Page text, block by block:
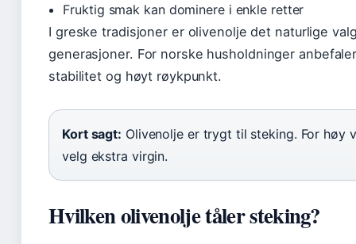
Fruktig smak kan dominere i enkle retter
I greske tradisjoner er olivenolje det naturlige
generasjoner. For norske husholdninger
stabilitet og høyt røykpunkt.
Kort sagt: Olivenolje er trygt til steking. For høy
velg ekstra virgin.
Hvilken olivenolje tåler steking?